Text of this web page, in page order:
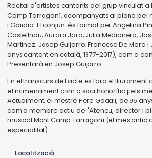
Recital d'artistes cantants del grup vinculat a
Camp Tarragoní, acompanyats al piano pel
i Gandia. El conjunt és format per Angelina
Castellnou; Aurora Jaro; Julia Medianero,
Martínez; Josep Guijarro; Francesc De Mora
anys cantant en català, 1977-2017), com a
Presentarà en Josep Guijarro.
En el transcurs de l'acte es farà el lliurament
el nomenament com a soci honorífic pels
Actualment, el mestre Pere Godall, de 96
com a membre actiu de l'Ateneu, director i
musical Mont Camp Tarragoní (el més antic
especialitat).
Localització